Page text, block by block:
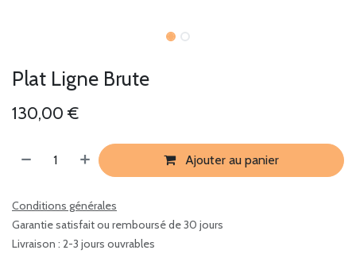
Plat Ligne Brute
130,00 €
Ajouter au panier
Conditions générales
Garantie satisfait ou remboursé de 30 jours
Livraison : 2-3 jours ouvrables